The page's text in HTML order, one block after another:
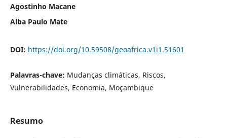
Agostinho Macane
Alba Paulo Mate
DOI: https://doi.org/10.59508/geoafrica.v1i1.51601
Palavras-chave: Mudanças climáticas, Riscos,
Vulnerabilidades, Economia, Moçambique
Resumo